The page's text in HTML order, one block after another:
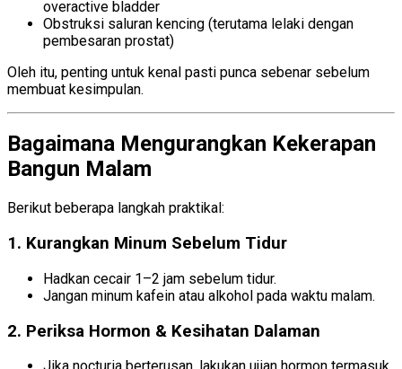
overactive bladder
Obstruksi saluran kencing (terutama lelaki dengan
pembesaran prostat)
Oleh itu, penting untuk kenal pasti punca sebenar sebelum
membuat kesimpulan.
Bagaimana Mengurangkan Kekerapan
Bangun Malam
Berikut beberapa langkah praktikal:
1. Kurangkan Minum Sebelum Tidur
Hadkan cecair 1–2 jam sebelum tidur.
Jangan minum kafein atau alkohol pada waktu malam.
2. Periksa Hormon & Kesihatan Dalaman